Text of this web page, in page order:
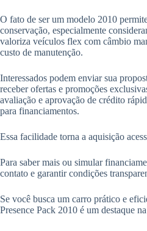
O fato de ser um modelo 2010
conservação, especialmente
valoriza veículos flex com câmbio
custo de manutenção.
Interessados podem enviar sua
receber ofertas e promoções
avaliação e aprovação de crédito
para financiamentos.
Essa facilidade torna a aquisição
Para saber mais ou simular
contato e garantir condições
Se você busca um carro prático e
Presence Pack 2010 é um destaque